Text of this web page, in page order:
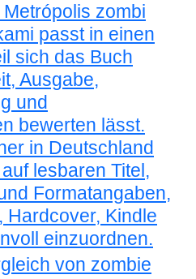
zombi
passt in einen
sich das Buch
Ausgabe,
und
bewerten lässt.
in Deutschland
lesbaren Titel,
Formatangaben,
Hardcover, Kindle
einzuordnen.
von zombie